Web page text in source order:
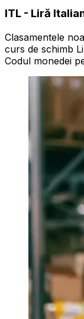
ITL - Liră
Clasamentele
curs de schimb
Codul monedei